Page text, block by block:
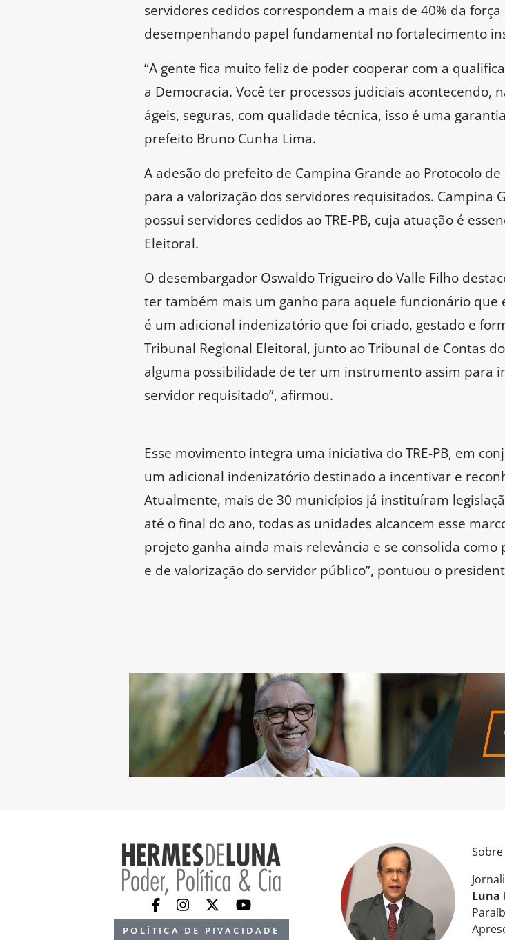
servidores cedidos correspondem a mais de 40% da
desempenhando papel fundamental no fortalecimento
“A gente fica muito feliz de poder cooperar com a
a Democracia. Você ter processos judiciais acontecendo,
ágeis, seguras, com qualidade técnica, isso é uma
prefeito Bruno Cunha Lima.
A adesão do prefeito de Campina Grande ao Protocolo
para a valorização dos servidores requisitados. Campina
possui servidores cedidos ao TRE-PB, cuja atuação é
Eleitoral.
O desembargador Oswaldo Trigueiro do Valle Filho
ter também mais um ganho para aquele funcionário que
é um adicional indenizatório que foi criado, gestado e
Tribunal Regional Eleitoral, junto ao Tribunal de Contas
alguma possibilidade de ter um instrumento assim para
servidor requisitado”, afirmou.
Esse movimento integra uma iniciativa do TRE-PB, em
um adicional indenizatório destinado a incentivar e
Atualmente, mais de 30 municípios já instituíram
até o final do ano, todas as unidades alcancem esse
projeto ganha ainda mais relevância e se consolida
e de valorização do servidor público”, pontuou o
POLÍTICA DE PIVACIDADE
Luna